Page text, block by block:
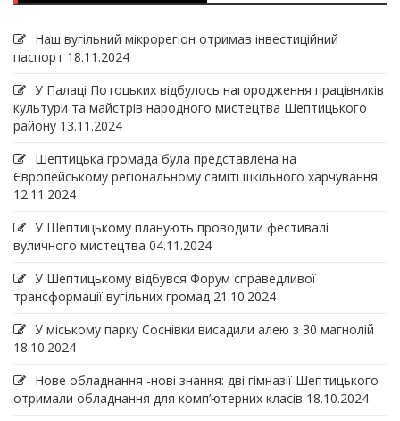
Наш вугільний мікрорегіон отримав інвеcтиційний
паспорт 18.11.2024
У Палаці Потоцьких відбулось нагородження працівників
культури та майстрів народного мистецтва Шептицького
району 13.11.2024
Шептицька громада була представлена на
Європейському регіональному саміті шкільного харчування
12.11.2024
У Шептицькому планують проводити фестивалі
вуличного мистецтва 04.11.2024
У Шептицькому відбувся Форум справедливої
трансформації вугільних громад 21.10.2024
У міському парку Соснівки висадили алею з 30 магнолій
18.10.2024
Нове обладнання -нові знання: дві гімназії Шептицького
отримали обладнання для комп’ютерних класів 18.10.2024